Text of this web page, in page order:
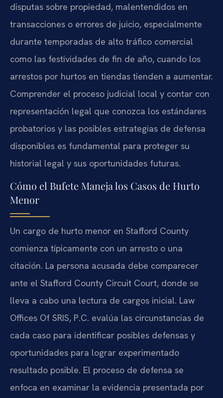
disputas sobre propiedad, malentendidos en
transacciones o errores de juicio, especialmente
durante temporadas de alto tráfico comercial
como las festividades de fin de año, cuando los
arrestos por hurtos en tiendas tienden a aumentar.
Comprender el proceso judicial local y contar con
representación legal que conozca los estándares
probatorios y las posibles estrategias de defensa
disponibles es fundamental para proteger su
historial legal y sus oportunidades futuras.
Cómo el Bufete Maneja los Casos de Hurto
Menor
Un cargo de hurto menor en Stafford County
comienza típicamente con un arresto o una
citación. La persona acusada debe comparecer
ante el Stafford County Circuit Court, donde se
lleva a cabo una lectura de cargos inicial. Law
Offices Of SRIS, P.C. evalúa las circunstancias de
cada caso para identificar posibles defensas y
oportunidades para lograr experimentado
resultado posible. El proceso de defensa se
enfoca en examinar la evidencia presentada por